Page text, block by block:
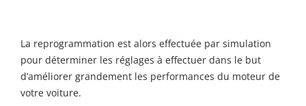
La reprogrammation est alors effectuée par simulation
pour déterminer les réglages à effectuer dans le but
d’améliorer grandement les performances du moteur de
votre voiture.